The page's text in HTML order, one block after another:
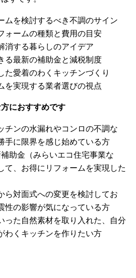
ムを検討するべき不調のサイン
ォームの種類と費用の目安
消する暮らしのアイデア
る最新の補助金と減税制度
た愛着のわくキッチンづくり
を実現する業者選びの視点
におすすめです
チンの水漏れやコンロの不調な
手に限界を感じ始めている方
助金（みらいエコ住宅事業な
て、お得にリフォームを実現した
ら対面式への変更を検討してお
性の影響が気になっている方
った自然素材を取り入れた、自分
わくキッチンを作りたい方